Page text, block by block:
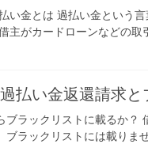
い金とは 過払い金という
主がカードローンなどの
過払い金返還請求と
ブラックリストに載るか？
ブラックリストには載りま